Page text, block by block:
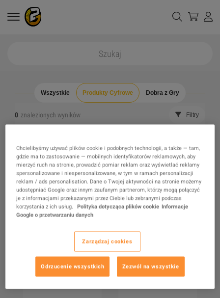
Wszystkie Produkty Cyfrowe Dobra z Gry
0 znalezionych wyników Filtry
Ukryj wyprzedane Wyczyść wszystkie filtry
Nie znaleziono produktu, którego szukasz, może
zainteresuje Cię jedna z naszych rekomendacji?
Chcielibyśmy używać plików cookie i podobnych technologii, a także — tam,
gdzie ma to zastosowanie — mobilnych identyfikatorów reklamowych, aby
mierzyć ruch na stronie, prowadzić pomiar reklam oraz wyświetlać reklamy
spersonalizowane i niespersonalizowane, w tym w ramach personalizacji
reklam / ads personalisation. Dane o Twojej aktywności na stronie możemy
udostępniać Google oraz innym zaufanym partnerom, którzy mogą połączyć
je z informacjami przekazanymi przez Ciebie lub zebranymi podczas
korzystania z ich usług.
Polityka dotycząca plików cookie Informacje
Google o przetwarzaniu danych
Zarządzaj cookies
Odrzucenie wszystkich Zezwól na wszystkie